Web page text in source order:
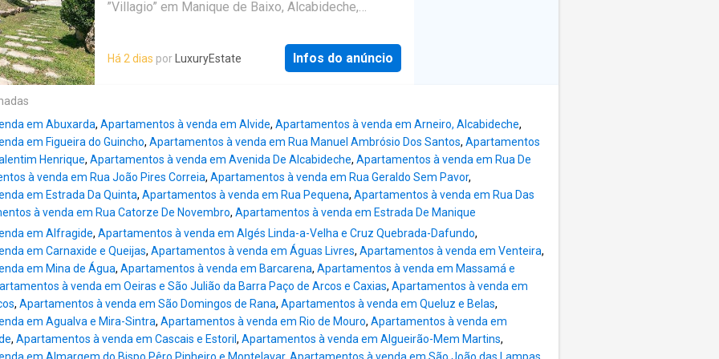
um dos seus grandes destaques, oferecendo
serviços, escolas e transportes públicos. Pontos de
Interesse nas Proximidades A poucos minutos dos
com ligação direta a Cascais e Lisboa. Campo de
Futebol do
”Villagio” em Manique de Baixo, Alcabideche,
perfeita entre elegância e harmonia, numa excelente
envolvência exterior, fazem deste Imóvel, uma
equipamentos de lazer, proporcionam um ambiente
único de perfeita liberdade e segurança. Cada
detalhe foi cuidadosamente planeado para criar um
ambiente moderno e acolhedor, tornando este
apartamento verdadeiramente especial em ambiente
exclusivo e de acesso restrito. Localização com
excelente valorização a médio prazo, com a
implementação do projeto ”NOVA Aerospace”,
apresentado pela Universidade Nova de Lisboa,
criará um centro de Aeronáutico de excelência,
combinando Ciência, Ensino Superior no Aeródromo
de Cascais (Tires), nas proximidades de Manique.
Esta realidade,
Há 2 dias por LuxuryEstate Infos do anúncio
em Abuxarda, Apartamentos à venda em Alvide, Apartamentos à venda em Arneiro, Alcabideche,
em Figueira do Guincho, Apartamentos à venda em Rua Manuel Ambrósio Dos Santos, Apartamentos
Henrique, Apartamentos à venda em Avenida De Alcabideche, Apartamentos à venda em Rua De
à venda em Rua João Pires Correia, Apartamentos à venda em Rua Geraldo Sem Pavor,
em Estrada Da Quinta, Apartamentos à venda em Rua Pequena, Apartamentos à venda em Rua Das
à venda em Rua Catorze De Novembro, Apartamentos à venda em Estrada De Manique
em Alfragide, Apartamentos à venda em Algés Linda-a-Velha e Cruz Quebrada-Dafundo,
em Carnaxide e Queijas, Apartamentos à venda em Águas Livres, Apartamentos à venda em Venteira,
em Mina de Água, Apartamentos à venda em Barcarena, Apartamentos à venda em Massamá e
à venda em Oeiras e São Julião da Barra Paço de Arcos e Caxias, Apartamentos à venda em
, Apartamentos à venda em São Domingos de Rana, Apartamentos à venda em Queluz e Belas,
em Agualva e Mira-Sintra, Apartamentos à venda em Rio de Mouro, Apartamentos à venda em
, Apartamentos à venda em Cascais e Estoril , Apartamentos à venda em Algueirão-Mem Martins,